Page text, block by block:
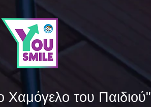
του Παιδιού"